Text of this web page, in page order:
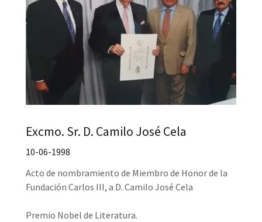
Excmo. Sr. D. Camilo José Cela
10-06-1998
Acto de nombramiento de Miembro de Honor de la
Fundación Carlos III, a D. Camilo José Cela
Premio Nobel de Literatura.